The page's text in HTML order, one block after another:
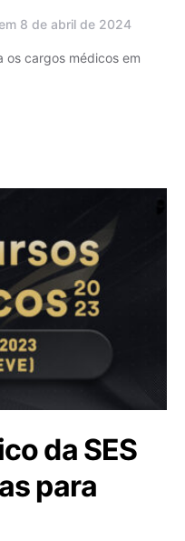
8 de abril de 2024
os cargos médicos em
da SES
para